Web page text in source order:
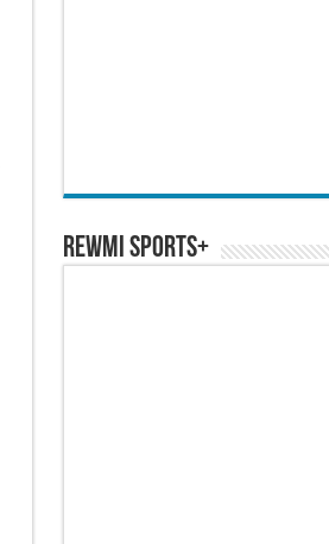
REWMI SPORTS+